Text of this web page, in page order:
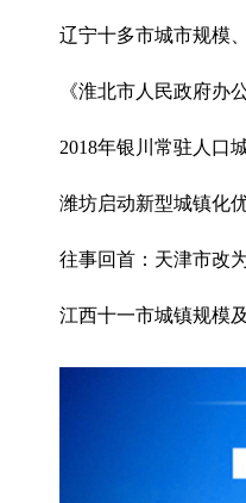
辽宁十多市城市规模
《淮北市人民政府办
2018年银川常驻人口
潍坊启动新型城镇化
往事回首：天津市改
江西十一市城镇规模